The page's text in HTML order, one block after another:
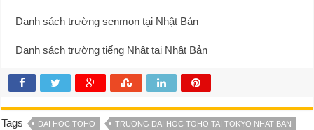
Danh sách trường senmon tại Nhật Bản
Danh sách trường tiếng Nhật tại Nhật Bản
Tags DAI HOC TOHO TRUONG DAI HOC TOHO TAI TOKYO NHAT BAN